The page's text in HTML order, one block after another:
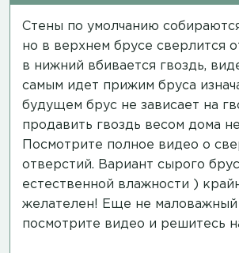
Стены по умолчанию
но в верхнем брусе сверлится
в нижний вбивается гвоздь,
самым идет прижим бруса
будущем брус не зависает на
продавить гвоздь весом дома
Посмотрите полное видео о
отверстий. Вариант сырого
естественной влажности )
желателен! Еще не маловажный
посмотрите видео и решитесь